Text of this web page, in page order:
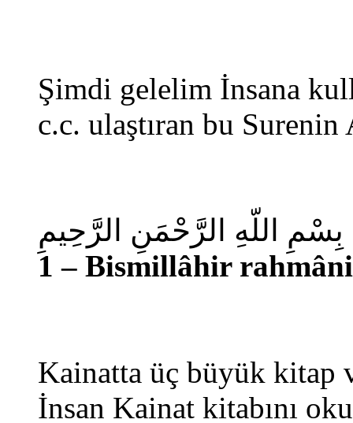
Şimdi gelelim İnsana
c.c. ulaştıran bu
بِسْمِ اللّهِ الرَّحْمَنِ الرَّحِيمِ
1 – Bismillâhir
Kainatta üç büyük kitap
İnsan Kainat kitabını